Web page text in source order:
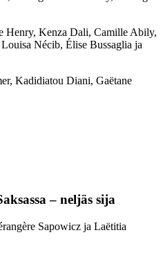
Henry, Kenza Dali, Camille Abily,
Nécib, Élise Bussaglia ja
Kadidiatou Diani, Gaëtane
– neljäs sija
Sapowicz ja Laëtitia